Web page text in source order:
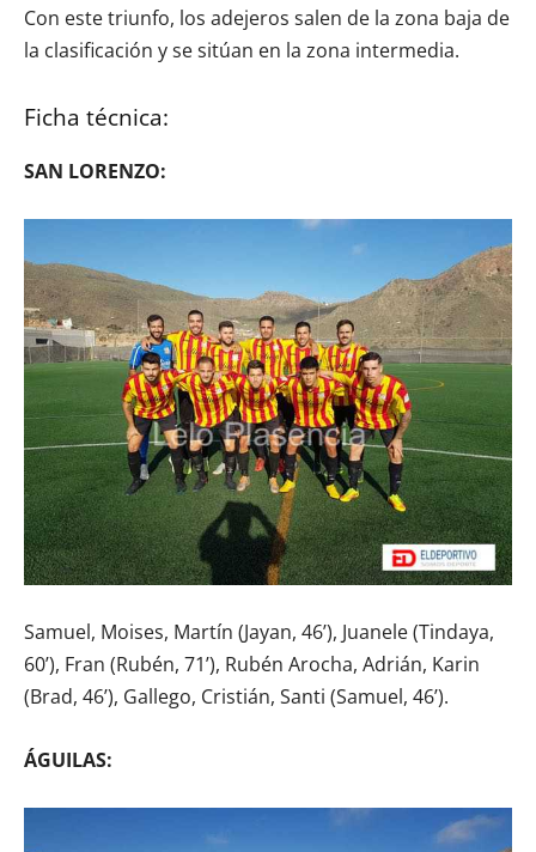
Con este triunfo, los adejeros salen de la zona baja de
la clasificación y se sitúan en la zona intermedia.
Ficha técnica:
SAN LORENZO:
Samuel, Moises, Martín (Jayan, 46’), Juanele (Tindaya,
60’), Fran (Rubén, 71’), Rubén Arocha, Adrián, Karin
(Brad, 46’), Gallego, Cristián, Santi (Samuel, 46’).
ÁGUILAS: